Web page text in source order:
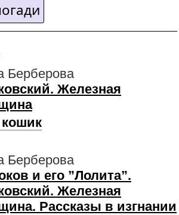
Берберова
Железная
Берберова
и его ”Лолита”.
Железная
Рассказы в изгнании